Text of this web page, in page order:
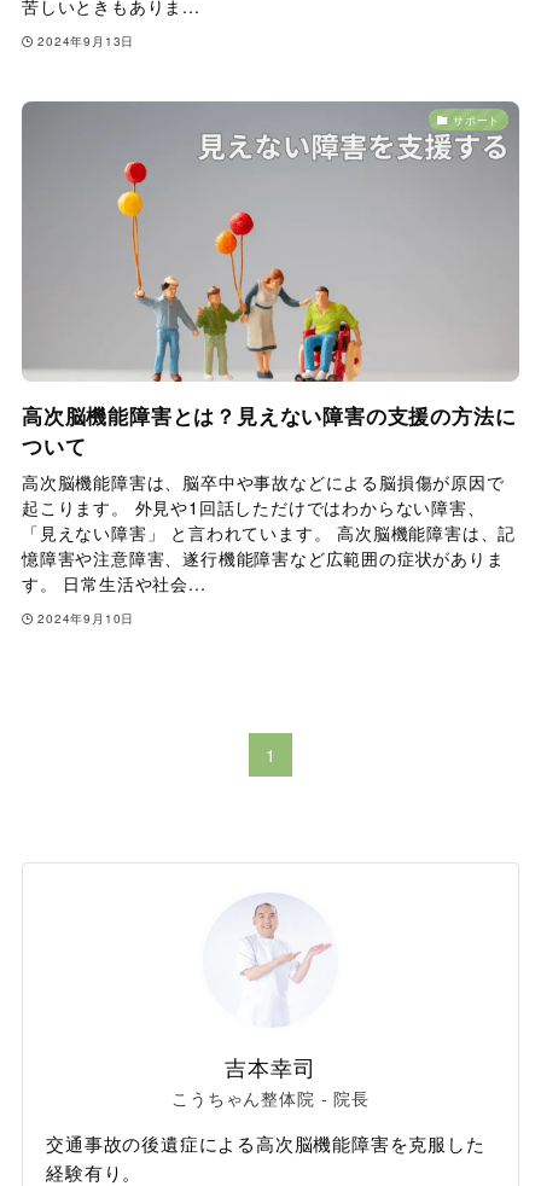
苦しいときもありま...
2024年9月13日
サポート
高次脳機能障害とは？見えない障害の支援の方法に
ついて
高次脳機能障害は、脳卒中や事故などによる脳損傷が原因で
起こります。 外見や1回話しただけではわからない障害、
「見えない障害」 と言われています。 高次脳機能障害は、記
憶障害や注意障害、遂行機能障害など広範囲の症状がありま
す。 日常生活や社会...
2024年9月10日
1
吉本幸司
こうちゃん整体院 - 院長
交通事故の後遺症による高次脳機能障害を克服した
経験有り。